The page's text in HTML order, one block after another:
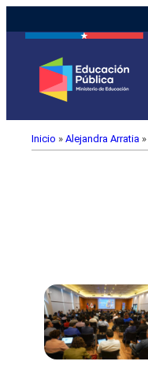
Inicio » Alejandra Arratia »